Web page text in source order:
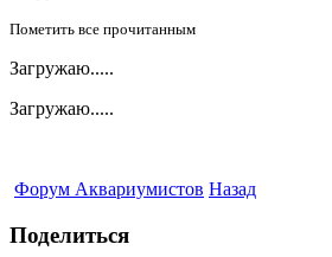
Пометить все прочитанным
Загружаю.....
Загружаю.....
Форум Аквариумистов Назад
Поделиться